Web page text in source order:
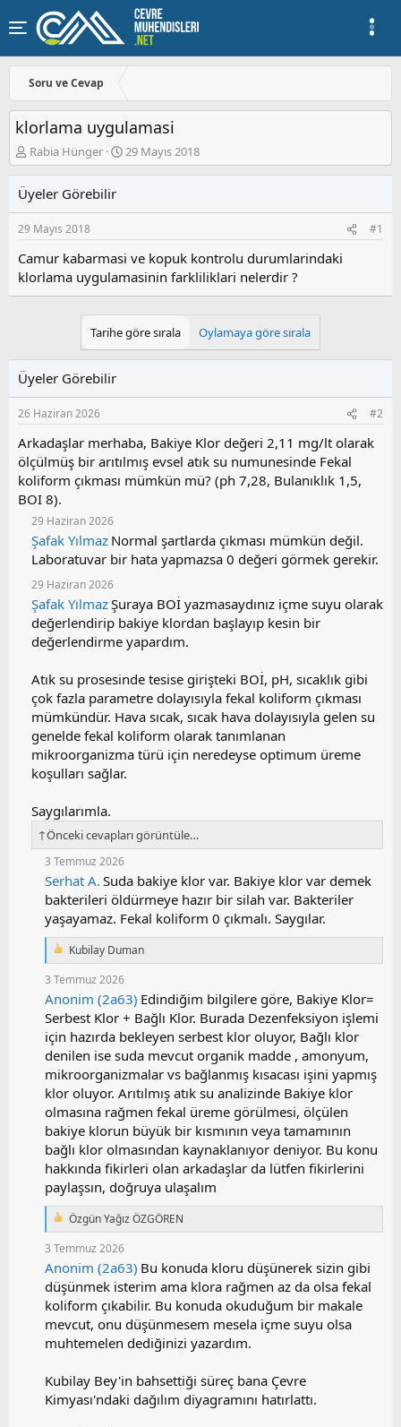
Soru ve Cevap
klorlama uygulamasi
K
o
u
y
u
a
ş
l
n
Rabia Hünger
B
a
a
ı
ç
t
a
r
i
h
29 Mayıs 2018
Üyeler Görebilir
29 Mayıs 2018 #1
Camur kabarmasi ve kopuk kontrolu durumlarindaki
klorlama uygulamasinin farkliliklari nelerdir ?
Tarihe göre sırala Oylamaya göre sırala
Üyeler Görebilir
26 Haziran 2026 #2
Arkadaşlar merhaba, Bakiye Klor değeri 2,11 mg/lt olarak
ölçülmüş bir arıtılmış evsel atık su numunesinde Fekal
koliform çıkması mümkün mü? (ph 7,28, Bulanıklık 1,5,
BOI 8).
29 Haziran 2026
Şafak Yılmaz Normal şartlarda çıkması mümkün değil.
Laboratuvar bir hata yapmazsa 0 değeri görmek gerekir.
29 Haziran 2026
Şafak YılmazŞuraya BOİ yazmasaydınız içme suyu olarak
değerlendirip bakiye klordan başlayıp kesin bir
değerlendirme yapardım.
Atık su prosesinde tesise girişteki BOİ, pH, sıcaklık gibi
çok fazla parametre dolayısıyla fekal koliform çıkması
mümkündür. Hava sıcak, sıcak hava dolayısıyla gelen su
genelde fekal koliform olarak tanımlanan
mikroorganizma türü için neredeyse optimum üreme
koşulları sağlar.
Saygılarımla.
↑Önceki cevapları görüntüle…
3 Temmuz 2026
Serhat A. Suda bakiye klor var. Bakiye klor var demek
bakterileri öldürmeye hazır bir silah var. Bakteriler
yaşayamaz. Fekal koliform 0 çıkmalı. Saygılar.
T
p
k
i
e
r
:
Kubilay Duman
3 Temmuz 2026
Anonim (2a63) Edindiğim bilgilere göre, Bakiye Klor=
Serbest Klor + Bağlı Klor. Burada Dezenfeksiyon işlemi
için hazırda bekleyen serbest klor oluyor, Bağlı klor
denilen ise suda mevcut organik madde , amonyum,
mikroorganizmalar vs bağlanmış kısacası işini yapmış
klor oluyor. Arıtılmış atık su analizinde Bakiye klor
olmasına rağmen fekal üreme görülmesi, ölçülen
bakiye klorun büyük bir kısmının veya tamamının
bağlı klor olmasından kaynaklanıyor deniyor. Bu konu
hakkında fikirleri olan arkadaşlar da lütfen fikirlerini
paylaşsın, doğruya ulaşalım
T
p
k
i
l
e
r
:
Özgün Yağız ÖZGÖREN
3 Temmuz 2026
Anonim (2a63) Bu konuda kloru düşünerek sizin gibi
düşünmek isterim ama klora rağmen az da olsa fekal
koliform çıkabilir. Bu konuda okuduğum bir makale
mevcut, onu düşünmesem mesela içme suyu olsa
muhtemelen dediğinizi yazardım.
Kubilay Bey'in bahsettiği süreç bana Çevre
Kimyası'ndaki dağılım diyagramını hatırlattı.